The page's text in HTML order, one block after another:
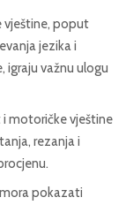
poput
jezika i
važnu ulogu
motoričke vještine
rezanja i
pokazati